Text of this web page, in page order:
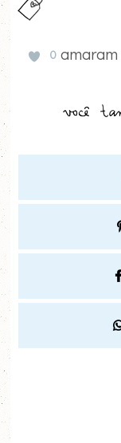
0 amaram